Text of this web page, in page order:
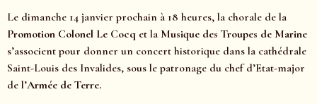
Le dimanche 14 janvier prochain à 18 heures, la chorale de la
Promotion Colonel Le Cocq et la Musique des Troupes de Marine
s’associent pour donner un concert historique dans la cathédrale
Saint-Louis des Invalides, sous le patronage du chef d’Etat-major
de l’Armée de Terre.